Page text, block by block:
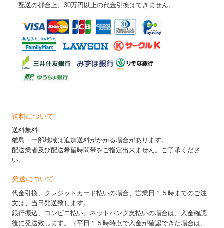
配送の都合上、30万円以上の代金引換はできません。
送料について
送料無料
離島・一部地域は追加送料がかかる場合があります。
配送業者及び配送希望時間帯をご指定出来ません。ご了承くださ
い。
発送について
代金引換、クレジットカード払いの場合、営業日１５時までのご注
文は、当日発送致します。
銀行振込、コンビニ払い、ネットバンク支払いの場合は、入金確認
後に発送致します。（平日１５時時点で入金が確認できた場合は、